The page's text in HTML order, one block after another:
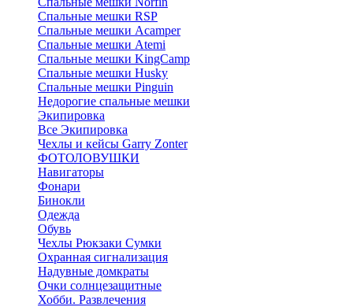
Спальные мешки RSP
Спальные мешки Acamper
Спальные мешки Atemi
Спальные мешки KingCamp
Спальные мешки Husky
Спальные мешки Pinguin
Недорогие спальные мешки
Экипировка
Все Экипировка
Чехлы и кейсы Garry Zonter
ФОТОЛОВУШКИ
Навигаторы
Фонари
Бинокли
Одежда
Обувь
Чехлы Рюкзаки Сумки
Охранная сигнализация
Надувные домкраты
Очки солнцезащитные
Хобби. Развлечения